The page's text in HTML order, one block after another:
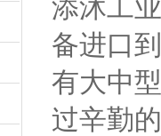
添沐工
备进口
有大中
过辛勤